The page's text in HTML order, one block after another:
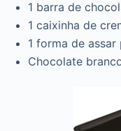
1 barra de
1 caixinha de
1 forma de
Chocolate